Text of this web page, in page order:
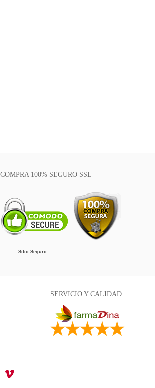
COMPRA 100% SEGURO SSL
Sitio Seguro
SERVICIO Y CALIDAD